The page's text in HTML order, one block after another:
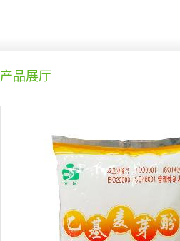
产品展厅